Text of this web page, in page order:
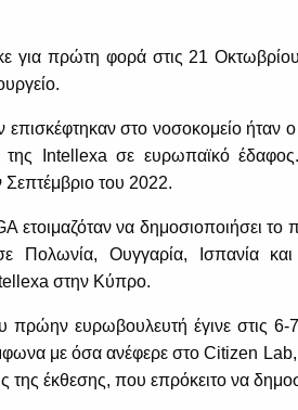
για πρώτη φορά στις 21
στο νοσοκομείο
Intellexa σε ευρωπαϊκό έδαφος.
του 2022.
ετοιμαζόταν να δημοσιοποιήσει
Πολωνία, Ουγγαρία, Ισπανία
στην Κύπρο.
πρώην ευρωβουλευτή έγινε στις
με όσα ανέφερε στο Citizen Lab,
της έκθεσης, που επρόκειτο να